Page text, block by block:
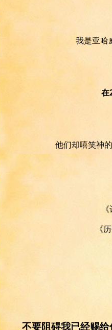
我是亚哈
在
他们却嘻笑神
《
不要阻碍我已经赐